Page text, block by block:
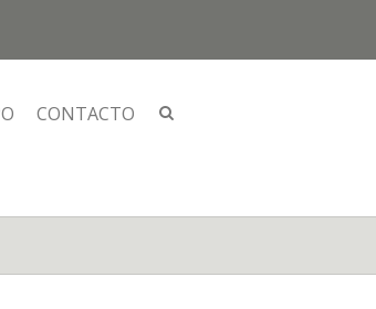
CONTACTO